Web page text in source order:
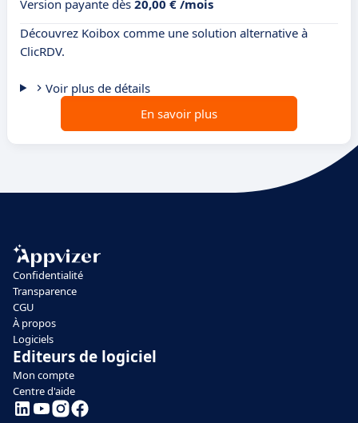
Version payante dès 20,00 € /mois
Découvrez Koibox comme une solution alternative à
ClicRDV.
Voir plus de détails
En savoir plus
Confidentialité
Transparence
CGU
À propos
Logiciels
Editeurs de logiciel
Mon compte
Centre d'aide